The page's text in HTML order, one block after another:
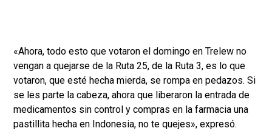
«Ahora, todo esto que votaron el domingo en Trelew no
vengan a quejarse de la Ruta 25, de la Ruta 3, es lo que
votaron, que esté hecha mierda, se rompa en pedazos. Si
se les parte la cabeza, ahora que liberaron la entrada de
medicamentos sin control y compras en la farmacia una
pastillita hecha en Indonesia, no te quejes», expresó.